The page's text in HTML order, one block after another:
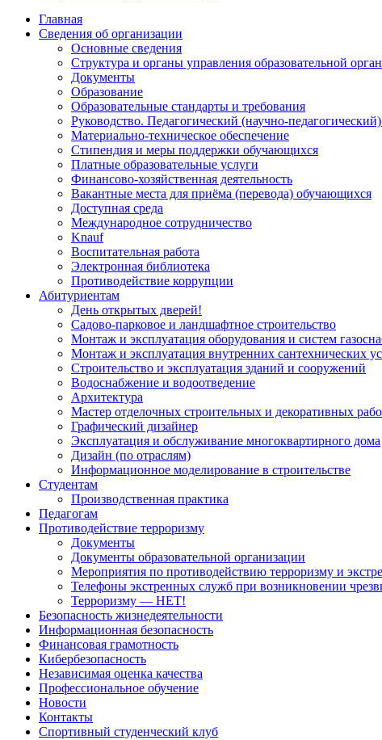
Главная
Сведения об организации
Основные сведения
Структура и органы управления образовательной
Документы
Образование
Образовательные стандарты и требования
Руководство. Педагогический (научно-педагогический)
Материально-техническое обеспечение
Стипендия и меры поддержки обучающихся
Платные образовательные услуги
Финансово-хозяйственная деятельность
Вакантные места для приёма (перевода) обучающихся
Доступная среда
Международное сотрудничество
Knauf
Воспитательная работа
Электронная библиотека
Противодействие коррупции
Абитуриентам
День открытых дверей!
Садово-парковое и ландшафтное строительство
Монтаж и эксплуатация оборудования и систем
Монтаж и эксплуатация внутренних сантехнических
Строительство и эксплуатация зданий и сооружений
Водоснабжение и водоотведение
Архитектура
Мастер отделочных строительных и декоративных
Графический дизайнер
Эксплуатация и обслуживание многоквартирного дома
Дизайн (по отраслям)
Информационное моделирование в строительстве
Студентам
Производственная практика
Педагогам
Противодействие терроризму
Документы
Документы образовательной организации
Мероприятия по противодействию терроризму и
Телефоны экстренных служб при возникновении
Терроризму — НЕТ!
Безопасность жизнедеятельности
Информационная безопасность
Финансовая грамотность
Кибербезопасность
Независимая оценка качества
Профессиональное обучение
Новости
Контакты
Спортивный студенческий клуб